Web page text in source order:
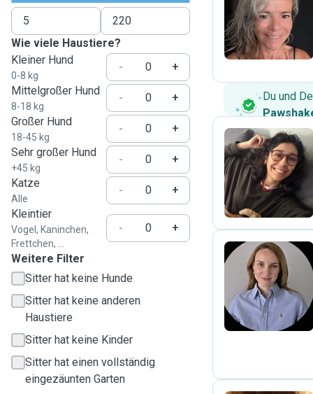
Wie viele Haustiere?
Kleiner Hund
0-8 kg
-
+
Mittelgroßer Hund
8-18 kg
-
+
Großer Hund
18-45 kg
-
+
Sehr großer Hund
+45 kg
-
+
Katze
Alle
-
+
Kleintier
Vogel, Kaninchen,
Frettchen, ...
- +
Weitere Filter
Sitter hat keine Hunde
Sitter hat keine anderen
Haustiere
Sitter hat keine Kinder
Sitter hat einen vollständig
eingezäunten Garten
F
Du und
G
A